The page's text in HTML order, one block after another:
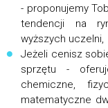
- proponujemy
tendencji na
wyższych uczelni,
Jeżeli cenisz
sprzętu -
chemiczne,
matematyczne